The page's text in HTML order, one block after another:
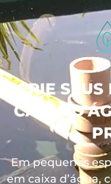
CRIE SEUS
CAIXA
Em pequenos
em caixa d’água,